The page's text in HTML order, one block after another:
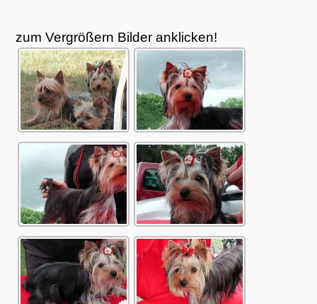
zum Vergrößern Bilder anklicken!